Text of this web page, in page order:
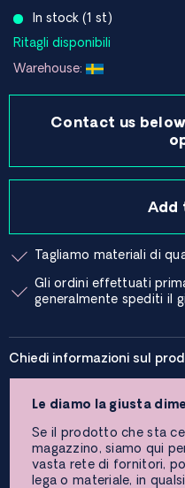
In stock (1 st)
Ritagli disponibili
Warehouse:
Contact us
Add
Tagliamo materiali di
Gli ordini effettuati
generalmente spediti il
Chiedi informazioni sul
Le diamo la giusta
Se il prodotto che sta
magazzino, siamo qui
vasta rete di fornitori,
lega o materiale, in